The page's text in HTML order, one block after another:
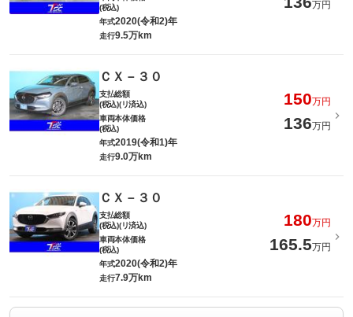
(税込)
万円
年式2020(令和2)年
走行9.5万km
ＣＸ－３０
支払総額
(税込)(リ済込)
150万円
車両本体価格
(税込)
136万円
年式2019(令和1)年
走行9.0万km
ＣＸ－３０
支払総額
(税込)(リ済込)
180万円
車両本体価格
(税込)
165.5万円
年式2020(令和2)年
走行7.9万km